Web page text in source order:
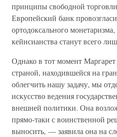
принципы свободной
Европейский банк
ортодоксального
кейнсианства станут всего
Однако в тот момент
страной, находившейся на
облегчить нашу задачу, мы
искусство ведения
внешней политики. Она
прямо-таки с воинственной
выносить, — заявила она на